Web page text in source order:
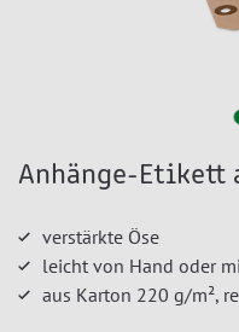
Anhänge-Etikett
verstärkte Öse
leicht von Hand oder
aus Karton 220 g/m²,